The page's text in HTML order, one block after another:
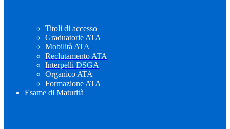
Titoli di accesso
Graduatorie ATA
Mobilità ATA
Reclutamento ATA
Interpelli DSGA
Organico ATA
Formazione ATA
Esame di Maturità